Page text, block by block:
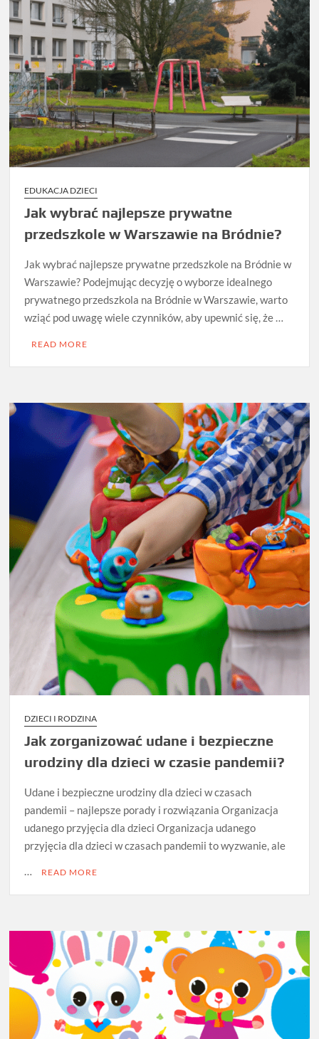
EDUKACJA DZIECI
Jak wybrać najlepsze prywatne
przedszkole w Warszawie na Bródnie?
Jak wybrać najlepsze prywatne przedszkole na Bródnie w
Warszawie? Podejmując decyzję o wyborze idealnego
prywatnego przedszkola na Bródnie w Warszawie, warto
wziąć pod uwagę wiele czynników, aby upewnić się, że …
READ MORE
DZIECI I RODZINA
Jak zorganizować udane i bezpieczne
urodziny dla dzieci w czasie pandemii?
Udane i bezpieczne urodziny dla dzieci w czasach
pandemii – najlepsze porady i rozwiązania Organizacja
udanego przyjęcia dla dzieci Organizacja udanego
przyjęcia dla dzieci w czasach pandemii to wyzwanie, ale
…
READ MORE